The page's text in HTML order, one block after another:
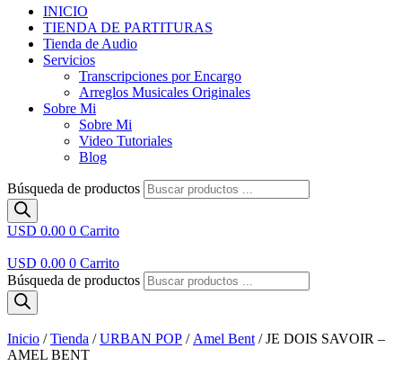
INICIO
TIENDA DE PARTITURAS
Tienda de Audio
Servicios
Transcripciones por Encargo
Arreglos Musicales Originales
Sobre Mi
Sobre Mi
Video Tutoriales
Blog
Búsqueda de productos
USD 0.00 0 Carrito
USD 0.00 0 Carrito
Búsqueda de productos
Inicio /Tienda /URBAN POP / Amel Bent / JE DOIS SAVOIR –
AMEL BENT